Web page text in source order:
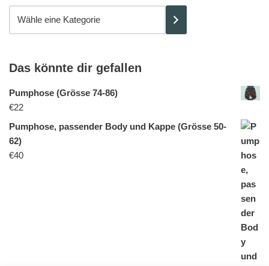
Das könnte dir gefallen
Pumphose (Grösse 74-86)
€22
Pumphose, passender Body und Kappe (Grösse 50-
62)
€40